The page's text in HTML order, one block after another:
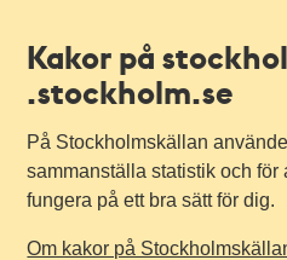
Kakor på
.stockholm.se
På Stockholmskällan
sammanställa statistik och för
fungera på ett bra sätt för dig.
Om kakor på